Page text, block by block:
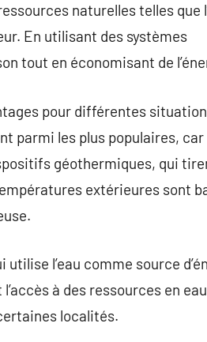
naturelles telles que
En utilisant des systèmes
tout en économisant de
pour différentes
parmi les plus populaires, car
géothermiques, qui
extérieures sont
l’eau comme source
à des ressources en
localités.